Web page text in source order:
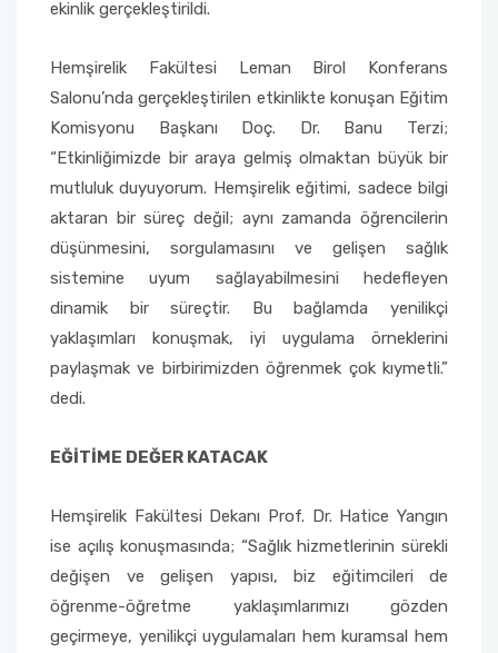
ekinlik gerçekleştirildi.
Hemşirelik Fakültesi Leman Birol Konferans
Salonu’nda gerçekleştirilen etkinlikte konuşan Eğitim
Komisyonu Başkanı Doç. Dr. Banu Terzi;
“Etkinliğimizde bir araya gelmiş olmaktan büyük bir
mutluluk duyuyorum. Hemşirelik eğitimi, sadece bilgi
aktaran bir süreç değil; aynı zamanda öğrencilerin
düşünmesini, sorgulamasını ve gelişen sağlık
sistemine uyum sağlayabilmesini hedefleyen
dinamik bir süreçtir. Bu bağlamda yenilikçi
yaklaşımları konuşmak, iyi uygulama örneklerini
paylaşmak ve birbirimizden öğrenmek çok kıymetli.”
dedi.
EĞİTİME DEĞER KATACAK
Hemşirelik Fakültesi Dekanı Prof. Dr. Hatice Yangın
ise açılış konuşmasında; “Sağlık hizmetlerinin sürekli
değişen ve gelişen yapısı, biz eğitimcileri de
öğrenme-öğretme yaklaşımlarımızı gözden
geçirmeye, yenilikçi uygulamaları hem kuramsal hem
Faaliyet Raporları
Akademik Tören
İletişim Fakültesi
Kemer Denizcilik Fakültesi
Kumluca Sağlık Bilimleri Fakültesi
Manavgat Sosyal ve Beşeri Bilimler Fakültesi
Manavgat Turizm Fakültesi
Manavgat Yabancı Diller Fakültesi
Sağlık Bilimleri Fakültesi
Serik İşletme Fakültesi
Serik Gülsün Süleyman Süral MYO
Sosyal Bilimler MYO
Teknik Bilimler MYO
Uluslararası İlişkiler Ofisi
Sıkça Sorulan Sorular
Online Sağlık Hizmetleri Randevu Sistemi
Yönetim Sistemi)
Dış Kaynaklı Proje Takip Sistemi
AB Projeleri
TÜBİTAK Projeleri
SciVal